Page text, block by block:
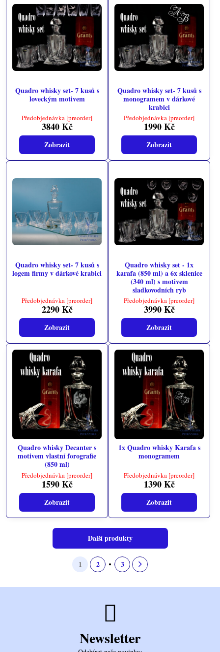
Quadro whisky set- 7 kusů s
loveckým motivem
Předobjednávka [preorder]
3840 Kč
Zobrazit
Quadro whisky set- 7 kusů s
monogramem v dárkové
krabici
Předobjednávka [preorder]
1990 Kč
Zobrazit
Quadro whisky set- 7 kusů s
logem firmy v dárkové krabici
Předobjednávka [preorder]
2290 Kč
Zobrazit
Quadro whisky set - 1x
karafa (850 ml) a 6x sklenice
(340 ml) s motivem
sladkovodních ryb
Předobjednávka [preorder]
3990 Kč
Zobrazit
Quadro whisky Decanter s
motivem vlastní forografie
(850 ml)
Předobjednávka [preorder]
1590 Kč
Zobrazit
1x Quadro whisky Karafa s
monogramem
Předobjednávka [preorder]
1390 Kč
Zobrazit
Další produkty
1 2 3
Newsletter